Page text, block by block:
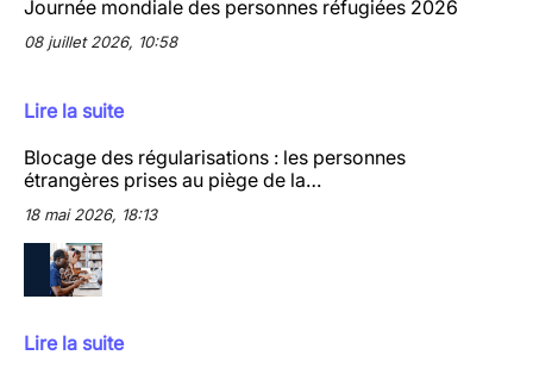
Journée mondiale des personnes réfugiées 2026
08 juillet 2026, 10:58
Lire la suite
Blocage des régularisations : les personnes
étrangères prises au piège de la…
18 mai 2026, 18:13
Lire la suite